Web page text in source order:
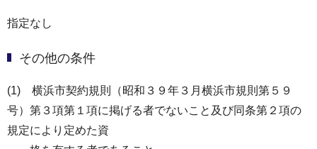
指定なし
その他の条件
(1) 横浜市契約規則（昭和３９年３月横浜市規則第５９
号）第３項第１項に掲げる者でないこと及び同条第２項の
規定により定めた資